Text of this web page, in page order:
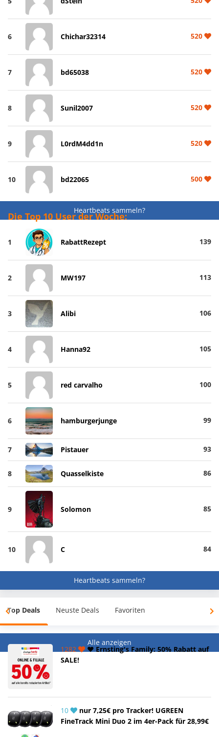
6 Chichar32314 520
7 bd65038 520
8 Sunil2007 520
9 L0rdM4dd1n 520
10 bd22065 500
Heartbeats sammeln?
Die Top 10 User der Woche:
1 RabattRezept 139
2 MW197 113
3 Alibi 106
4 Hanna92 105
5 red carvalho 100
6 hamburgerjunge 99
7 Pistauer 93
8 Quasselkiste 86
9 Solomon 85
10 C 84
Heartbeats sammeln?
Top Deals Neuste Deals Favoriten
Alle anzeigen
1282
❤️ Ernsting's Family: 50% Rabatt auf
SALE!
10
nur 7,25€ pro Tracker! UGREEN
FineTrack Mini Duo 2 im 4er-Pack für 28,99€